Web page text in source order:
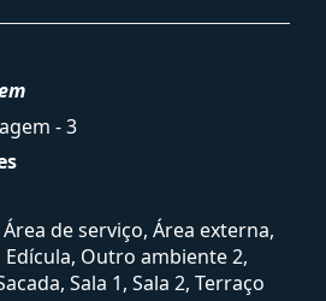
- 3
de serviço, Área externa,
Edícula, Outro ambiente 2,
Sala 1, Sala 2, Terraço